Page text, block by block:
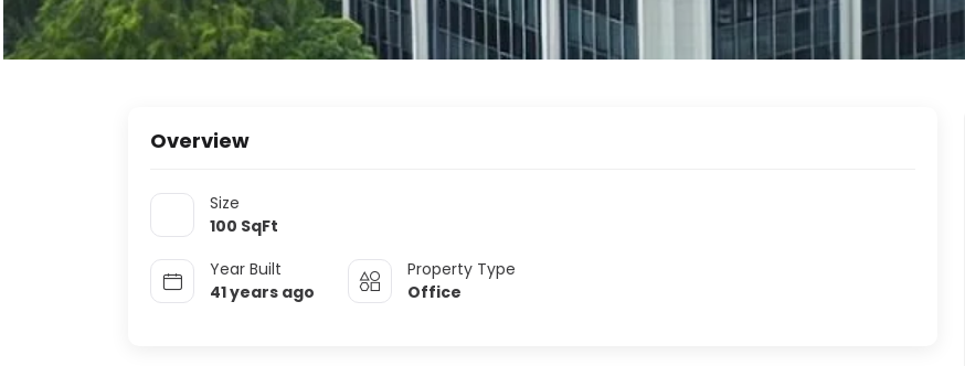
Overview
Size
100 SqFt
Year Built
41 years ago
Property Type
Office